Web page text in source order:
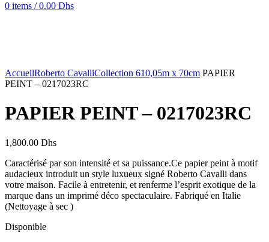
0 items / 0.00 Dhs
AccueilRoberto CavalliCollection 610,05m x 70cm PAPIER
PEINT – 0217023RC
PAPIER PEINT – 0217023RC
1,800.00 Dhs
Caractérisé par son intensité et sa puissance.Ce papier peint à motif
audacieux introduit un style luxueux signé Roberto Cavalli dans
votre maison. Facile à entretenir, et renferme l’esprit exotique de la
marque dans un imprimé déco spectaculaire. Fabriqué en Italie
(Nettoyage à sec )
Disponible